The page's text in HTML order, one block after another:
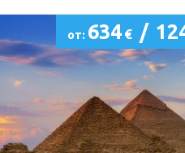
от: 634 € /